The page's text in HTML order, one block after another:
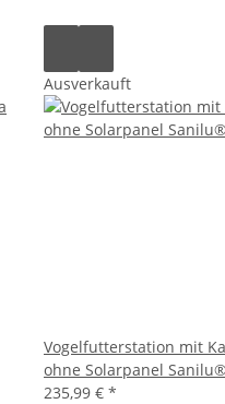
Ausverkauft
Vogelfutterstation mit
ohne Solarpanel Sanilu®
235,99 € *